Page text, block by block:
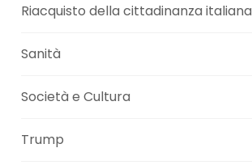
Riacquisto della cittadinanza italiana
Sanità
Società e Cultura
Trump